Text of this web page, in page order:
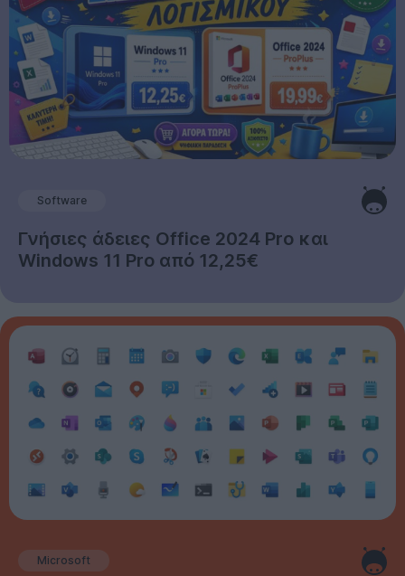
Software
Γνήσιες άδειες Office 2024 Pro και
Windows 11 Pro από 12,25€
Microsoft